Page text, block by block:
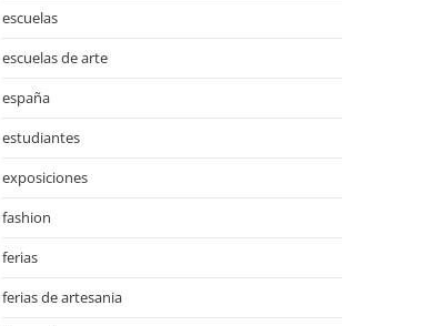
escuelas
escuelas de arte
españa
estudiantes
exposiciones
fashion
ferias
ferias de artesania